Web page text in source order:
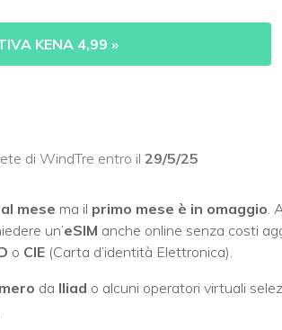
KENA 4,99 »
di WindTre entro il 29/5/25
mese ma il primo mese è in omaggio .
un’eSIM anche online senza costi
o CIE (Carta d’identità Elettronica).
da Iliad o alcuni operatori virtuali